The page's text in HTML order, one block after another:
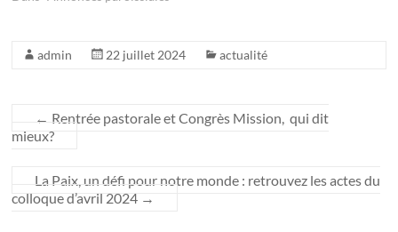
admin 22 juillet 2024 actualité
← Rentrée pastorale et Congrès Mission, qui dit
mieux?
La Paix, un défi pour notre monde : retrouvez les actes du
colloque d’avril 2024 →